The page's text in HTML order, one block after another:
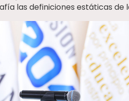
las definiciones estáticas de